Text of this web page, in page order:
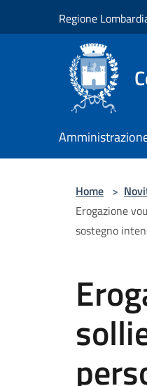
Regione
Home >
Erogazione
sostegno